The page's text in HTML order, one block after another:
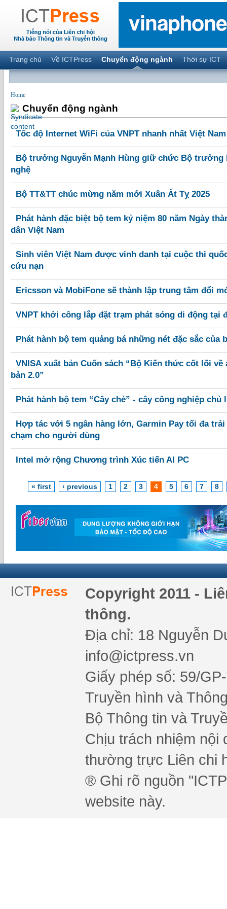
Trang chủ Về ICTPress Chuyển động ngành Thời sự ICT
Home
Chuyển động ngành
Tốc độ Internet WiFi của VNPT nhanh nhất Việt
Bộ trưởng Nguyễn Mạnh Hùng giữ chức Bộ trưởng
nghệ
Bộ TT&TT chúc mừng năm mới Xuân Ất Tỵ 2025
Phát hành đặc biệt bộ tem kỷ niệm 80 năm Ngày
dân Việt Nam
Sinh viên Việt Nam được vinh danh tại cuộc thi
cứu nạn
Ericsson và MobiFone sẽ thành lập trung tâm đổi
VNPT khởi công lắp đặt trạm phát sóng di động tại
Phát hành bộ tem quảng bá những nét đặc sắc của
VNISA xuất bản Cuốn sách “Bộ Kiến thức cốt lõi
bản 2.0”
Phát hành bộ tem “Cây chè” - cây công nghiệp chủ
Hợp tác với 5 ngân hàng lớn, Garmin Pay tối đa
chạm cho người dùng
Intel mở rộng Chương trình Xúc tiến AI PC
« first ‹ previous 1 2 3 4 5 6 7 8
Copyright 2011 -
thông.
Địa chỉ: 18 Nguyễn
info@ictpress.vn
Giấy phép số: 59/
Truyền hình và
Bộ Thông tin và
Chịu trách nhiệm nội
thường trực Liên chi
® Ghi rõ nguồn
website này.